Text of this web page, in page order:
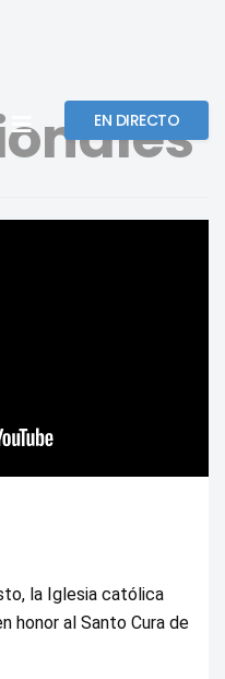
EN DIRECTO
la Iglesia católica
honor al Santo Cura de